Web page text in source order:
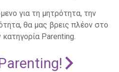
για τη μητρότητα, την
θα μας βρεις πλέον στο
κατηγορία Parenting.